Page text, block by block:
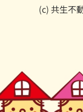
(c) 共生不